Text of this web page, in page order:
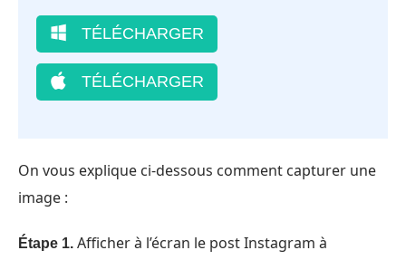
TÉLÉCHARGER
TÉLÉCHARGER
On vous explique ci-dessous comment capturer une
image :
Étape 1. Afficher à l’écran le post Instagram à